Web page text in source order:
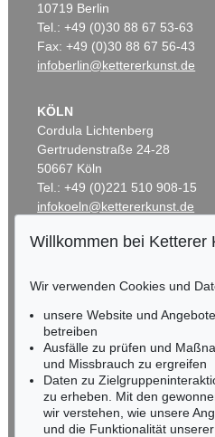
10719 Berlin
Tel.: +49 (0)30 88 67 53-63
Fax: +49 (0)30 88 67 56-43
infoberlin@kettererkunst.de
KÖLN
Cordula Lichtenberg
Gertrudenstraße 24-28
50667 Köln
Tel.: +49 (0)221 510 908-15
infokoeln@kettererkunst.de
RHEINLAND-PFALZ
Miriam Heß
Tel.: +49 (0)62 21 58 80-038
Fax: +49 (0)62 21 58 80-595
NORDDEUTSCHLAND
Nico Kassel, M.A.
Willkommen bei Ketterer
Wir verwenden Cookies und
unsere Website und
betreiben
Ausfälle zu prüfen und
und Missbrauch zu ergreifen
Daten zu
zu erheben. Mit den
wir verstehen, wie unsere
und die Funktionalität